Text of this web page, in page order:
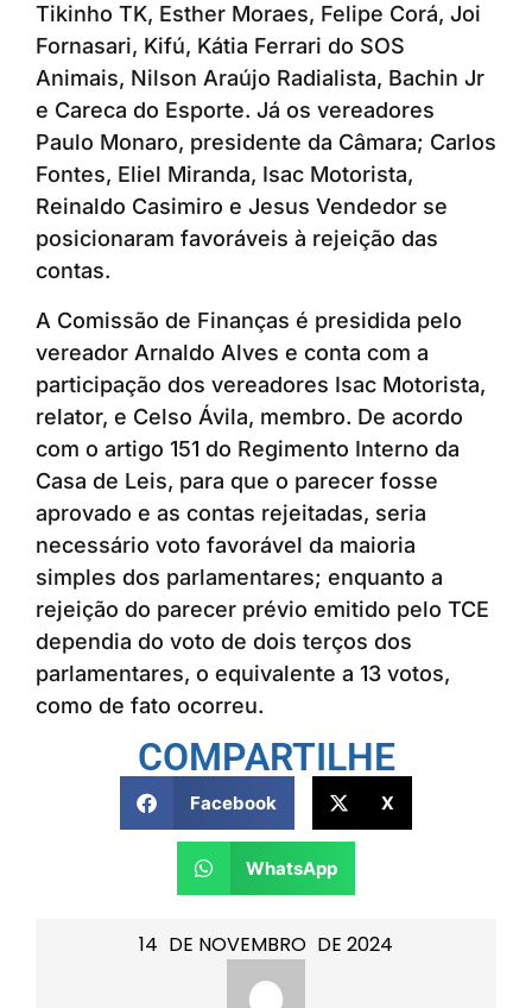
14 DE NOVEMBRO DE 2024
Tikinho TK, Esther Moraes, Felipe Corá, Joi
Fornasari, Kifú, Kátia Ferrari do SOS
Animais, Nilson Araújo Radialista, Bachin Jr
e Careca do Esporte. Já os vereadores
Paulo Monaro, presidente da Câmara; Carlos
Fontes, Eliel Miranda, Isac Motorista,
Reinaldo Casimiro e Jesus Vendedor se
posicionaram favoráveis à rejeição das
contas.
A Comissão de Finanças é presidida pelo
vereador Arnaldo Alves e conta com a
participação dos vereadores Isac Motorista,
relator, e Celso Ávila, membro. De acordo
com o artigo 151 do Regimento Interno da
Casa de Leis, para que o parecer fosse
aprovado e as contas rejeitadas, seria
necessário voto favorável da maioria
simples dos parlamentares; enquanto a
rejeição do parecer prévio emitido pelo TCE
dependia do voto de dois terços dos
parlamentares, o equivalente a 13 votos,
como de fato ocorreu.
COMPARTILHE
Facebook X
WhatsApp